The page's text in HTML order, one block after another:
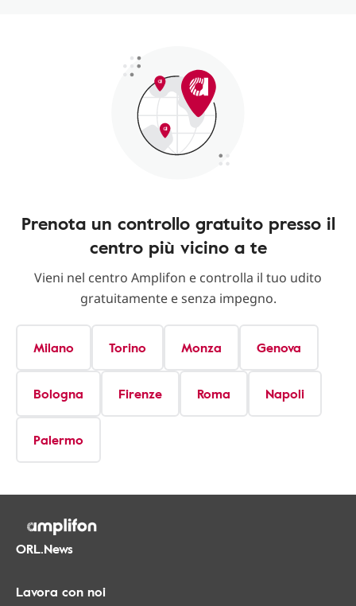
Prenota un controllo gratuito presso il
centro più vicino a te
Vieni nel centro Amplifon e controlla il tuo udito
gratuitamente e senza impegno.
Milano Torino Monza Genova
Bologna Firenze Roma Napoli
Palermo
ORL.News
Lavora con noi